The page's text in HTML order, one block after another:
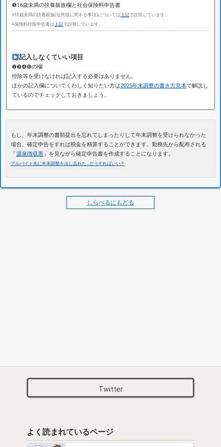
❺16歳未満の扶養親族欄と社会保険料申告書
※16歳未満の扶養親族(住民税に関する事項)については上記で説明しています。
※保険料控除申告書は上記で説明しています。
記入しなくていい項目
❷❸❹❻の欄
控除等を受けなければ記入する必要はありません。
ほかの記入欄についてくわしく知りたい方は2025年末調整の書き方見本で解説し
ているのでチェックしておきましょう。
もし、年末調整の書類提出を忘れてしまったりして年末調整を受けられなかった
場合、確定申告をすれば税金を精算することができます。勤務先から配布される
「 源泉徴収票 」を見ながら確定申告書を作成することになります。
アルバイト先に年末調整を出し忘れた…どうすればいい？
しらべるにもどる
Twitter
よく読まれているページ